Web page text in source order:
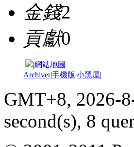
金錢2
貢獻0
|網站地圖
Archiver|手機版|小黑屋|
GMT+8, 2026-
second(s), 8